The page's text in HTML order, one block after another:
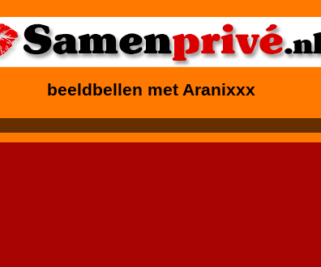
beeldbellen met Aranixxx